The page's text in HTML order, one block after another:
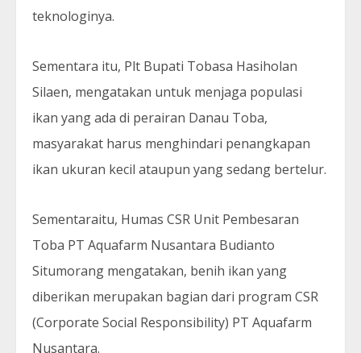
teknologinya.
Sementara itu, Plt Bupati Tobasa Hasiholan
Silaen, mengatakan untuk menjaga populasi
ikan yang ada di perairan Danau Toba,
masyarakat harus menghindari penangkapan
ikan ukuran kecil ataupun yang sedang bertelur.
Sementaraitu, Humas CSR Unit Pembesaran
Toba PT Aquafarm Nusantara Budianto
Situmorang mengatakan, benih ikan yang
diberikan merupakan bagian dari program CSR
(Corporate Social Responsibility) PT Aquafarm
Nusantara.